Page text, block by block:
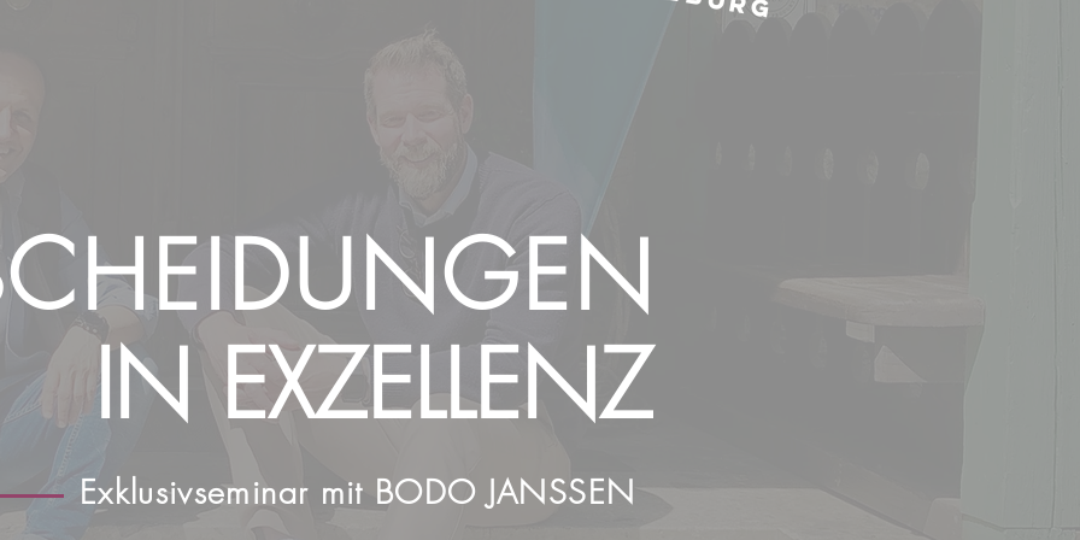
IN EXZELLENZ
Exklusivseminar mit BODO JANSSEN